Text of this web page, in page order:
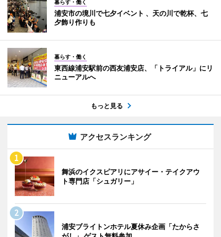
暮らす・働く
浦安市の境川で七夕イベント 、天の川で乾杯、七
夕飾り作りも
暮らす・働く
東西線浦安駅前の西友浦安店、「トライアル」にリ
ニューアルへ
もっと見る
アクセスランキング
舞浜のイクスピアリにアサイー・テイクアウ
ト専門店「シュガリー」
浦安ブライトンホテル夏休み企画「たからさ